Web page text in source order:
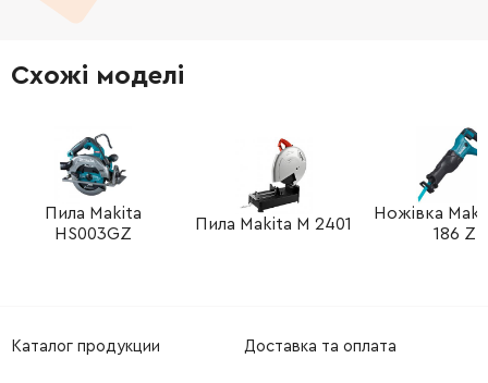
Схожі моделі
Пила Makita
HS003GZ
Пила Makita M 2401
Ножівка
186 Z
Каталог продукции Доставка та оплата